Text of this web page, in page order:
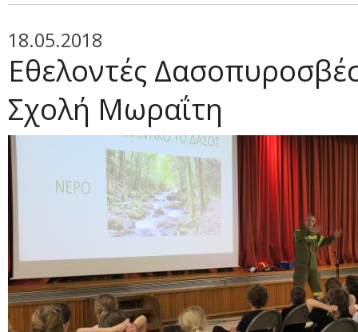
18.05.2018
Εθελοντές
Σχολή Μωραΐτη